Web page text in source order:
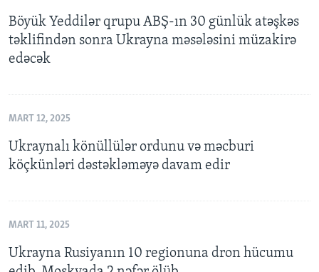
Böyük Yeddilər qrupu ABŞ-ın 30 günlük atəşkəs
təklifindən sonra Ukrayna məsələsini müzakirə
edəcək
MART 12, 2025
Ukraynalı könüllülər ordunu və məcburi
köçkünləri dəstəkləməyə davam edir
MART 11, 2025
Ukrayna Rusiyanın 10 regionuna dron hücumu